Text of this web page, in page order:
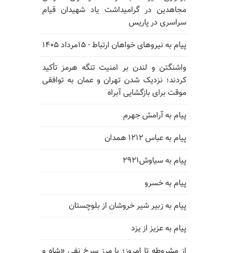
مجاهدین در گرامیداشت یاد شهیدان قیام
سراسری در پاریس
پیام به نیروهای خواهان ارتباط - ۱۵مرداد ۱۴۰۵
واشنگتن و لندن بر امنیت تنگه هرمز تأکید
کردند؛ نزدیک شدن تهران و عمان به توافقی
موقت برای بازگشایی آبراه
پیام به آرامش جهرم
پیام به عباس ۱۲۱۲ همدان
پیام به سیاوش۲۹۲۱
پیام به خسرو
پیام به زبیر شیر خروشان از بلوچستان
پیام به عزیز از یزد